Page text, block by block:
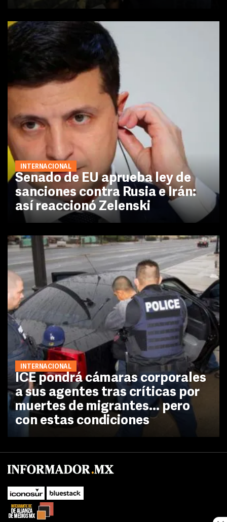
INTERNACIONAL
Senado de EU aprueba ley de
sanciones contra Rusia e Irán:
así reaccionó Zelenski
INTERNACIONAL
ICE pondrá cámaras corporales
a sus agentes tras críticas por
muertes de migrantes... pero
con estas condiciones